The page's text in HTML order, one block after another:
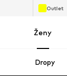
Outlet
Ženy
Dropy